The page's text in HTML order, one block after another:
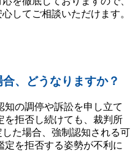
してご相談いただけます。
、どうなりますか？
知の調停や訴訟を申し立て
を拒否し続けても、裁判所
た場合、強制認知される可
を拒否する姿勢が不利に